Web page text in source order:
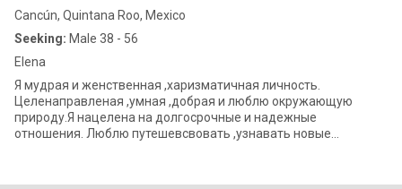
Cancún, Quintana Roo, Mexico
Seeking: Male 38 - 56
Elena
Я мудрая и женственная ,харизматичная личность.
Целенаправленая ,умная ,добрая и люблю окружающую
природу.Я нацелена на долгосрочные и надежные
отношения. Люблю путешевсвовать ,узнавать новые